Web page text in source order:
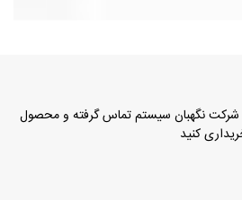
شرکت نگهبان سیستم تماس گرفته و محصول
کنید